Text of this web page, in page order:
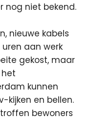
nog niet bekend.
nieuwe kabels
aan werk
gekost, maar
kunnen
kijken en bellen.
bewoners